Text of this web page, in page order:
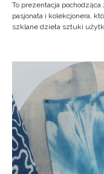
To prezentacja
pasjonata i kolekcjonera,
szklane dzieła sztuki